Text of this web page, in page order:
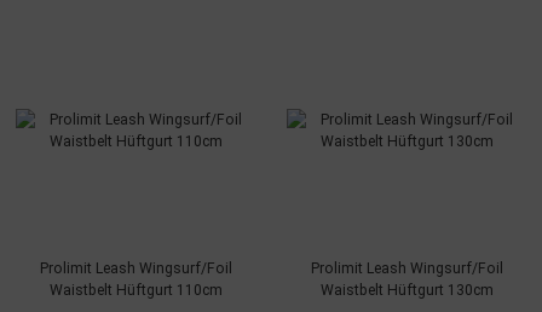
Prolimit Leash Wingsurf/Foil
Waistbelt Hüftgurt 110cm
Prolimit Leash Wingsurf/Foil
Waistbelt Hüftgurt 130cm